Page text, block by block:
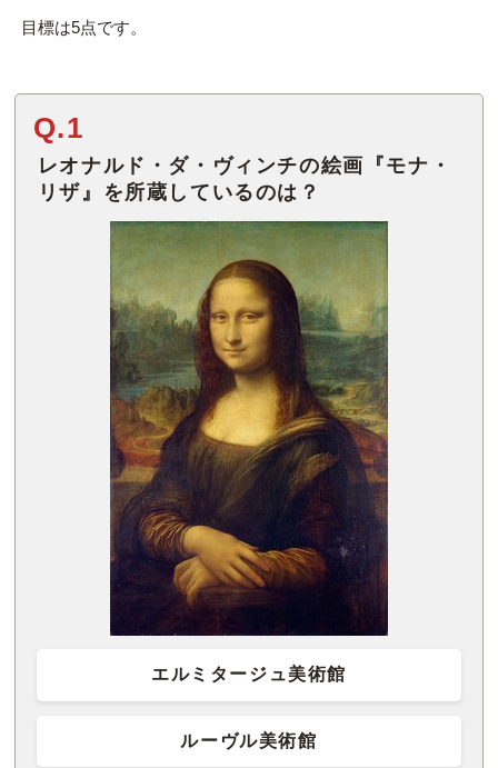
目標は5点です。
Q.1
レオナルド・ダ・ヴィンチの絵画『モナ・
リザ』を所蔵しているのは？
エルミタージュ美術館
ルーヴル美術館